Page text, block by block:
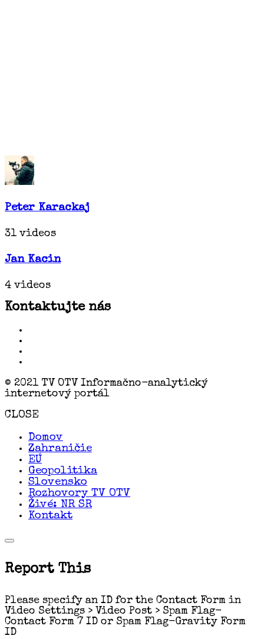
Peter Karackaj
31 videos
Jan Kacin
4 videos
Kontaktujte nás
© 2021 TV OTV Informačno-analytický
internetový portál
CLOSE
Domov
Zahraničie
EÚ
Geopolitika
Slovensko
Rozhovory TV OTV
Živé: NR SR
Kontakt
Report This
Please specify an ID for the Contact Form in
Video Settings > Video Post > Spam Flag-
Contact Form 7 ID or Spam Flag-Gravity Form
ID